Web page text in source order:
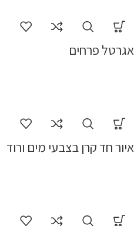
אגרטל פרחים
איור חד קרן בצבעי מים ורוד